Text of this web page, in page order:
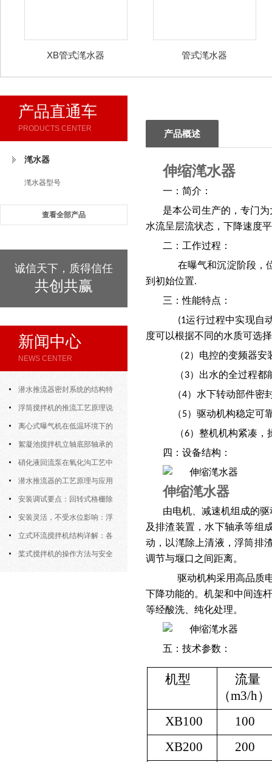
XB管式滗水器 管式滗水器
产品直通车
PRODUCTS CENTER
滗水器
滗水器型号
查看全部产品
诚信天下，质得信任
共创共赢
新闻中心
NEWS CENTER
潜水推流器密封系统的结构特
点与渗漏故障处理
浮筒搅拌机的推流工艺原理说
明 离心式曝气机在低温环境下的
运行特性与防冻措施
絮凝池搅拌机立轴底部轴承的
密封防水与免维护设计
硝化液回流泵在氧化沟工艺中
的布置位置对回流效果的影响
潜水推流器的工艺原理与应用
逻辑安装调试要点：回转式格栅除
污机的土建配合要求与水平度校准
安装灵活，不受水位影响：浮
筒式曝气机的结构优势与适用场景
立式环流搅拌机结构详解：各
部件的功能与协同
桨式搅拌机的操作方法与安全
产品概述
伸缩滗水器
一：简介：
是本公司生产的，专门
水流呈层流状态，下降速度
二：工作过程：
在曝气和沉淀阶段，
到初始位置.
三：性能特点：
(1运行过程中实现自
度可以根据不同的水质可选
（2）电控的变频器安
（3）出水的全过程都
（4）水下转动部件密
（5）驱动机构稳定可
（6）整机机构紧凑，
四：设备结构：
伸缩滗水器
由电机、减速机组成的
及排渣装置，水下轴承等组
动，以滗除上清液，浮筒排
调节与堰口之间距离。
驱动机构采用高品质
下降功能的。机架和中间连
等经酸洗、纯化处理。
五：技术参数：
机型
流量
（m3/h）
XB100
100
XB200
200